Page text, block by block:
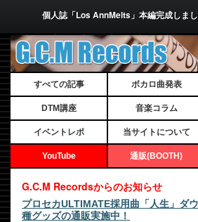
個人誌「Los AnnMelts」本編完成しま
すべての記事 ボカロ曲発表
DTM講座 音楽コラム
イベントレポ 当サイトについて
YouTube 通販(BOOTH)
G.C.M Recordsからのお知らせ
プロセカULTIMATE採用曲「人生」ダ
種グッズの通販実施中！